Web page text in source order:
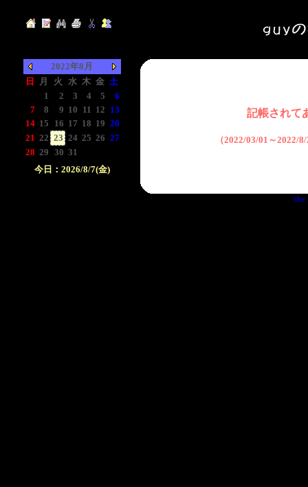
2022年8月
日
月 火 水 木 金 土
1 2 3 4 5
6
7
8 9 10 11 12 13
14 15 16 17 18 19 20
21 22 23 24 25 26 27
28 29 30 31
今日：2026/8/7(金)
記帳されて
（2022/03/01～2022/
the